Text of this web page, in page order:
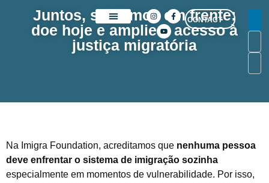
CONTACT
Juntos, seguimos em frente:
doe hoje e amplie o acesso à
justiça migratória
Na Imigra Foundation, acreditamos que nenhuma pessoa
deve enfrentar o sistema de imigração sozinha
especialmente em momentos de vulnerabilidade. Por isso,